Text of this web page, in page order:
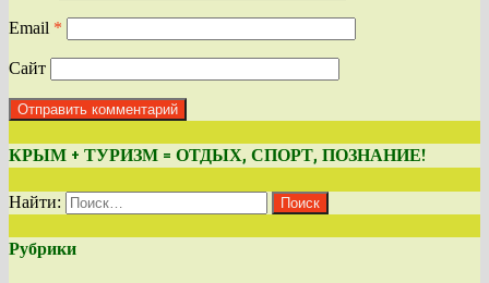
Email *
Сайт
КРЫМ + ТУРИЗМ = ОТДЫХ, СПОРТ, ПОЗНАНИЕ!
Найти:
Рубрики